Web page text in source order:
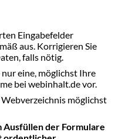
Eingabefelder
aus. Korrigieren Sie
falls nötig.
eine, möglichst Ihre
bei webinhalt.de vor.
möglichst
Ausfüllen der Formulare